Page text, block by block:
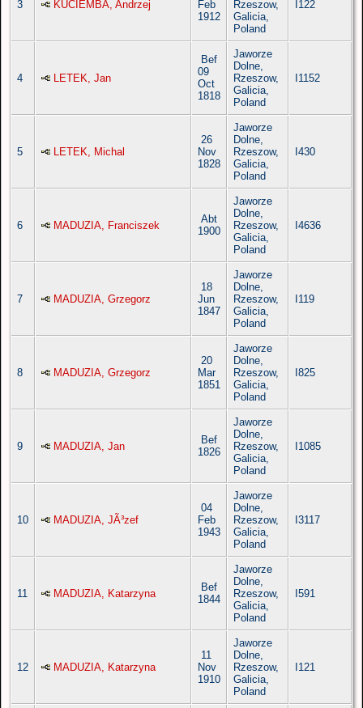
3 KUCIEMBA, Andrzej
Feb
1912
Rzeszow,
Galicia,
Poland
I122
4 LETEK, Jan
Bef
09
Oct
1818
Jaworze
Dolne,
Rzeszow,
Galicia,
Poland
I1152
5 LETEK, Michal
26
Nov
1828
Jaworze
Dolne,
Rzeszow,
Galicia,
Poland
I430
6 MADUZIA, Franciszek
Abt
1900
Jaworze
Dolne,
Rzeszow,
Galicia,
Poland
I4636
7 MADUZIA, Grzegorz
18
Jun
1847
Jaworze
Dolne,
Rzeszow,
Galicia,
Poland
I119
8 MADUZIA, Grzegorz
20
Mar
1851
Jaworze
Dolne,
Rzeszow,
Galicia,
Poland
I825
9 MADUZIA, Jan
Bef
1826
Jaworze
Dolne,
Rzeszow,
Galicia,
Poland
I1085
10 MADUZIA, JÃ³zef
04
Feb
1943
Jaworze
Dolne,
Rzeszow,
Galicia,
Poland
I3117
11 MADUZIA, Katarzyna
Bef
1844
Jaworze
Dolne,
Rzeszow,
Galicia,
Poland
I591
12 MADUZIA, Katarzyna
11
Nov
1910
Jaworze
Dolne,
Rzeszow,
Galicia,
Poland
I121